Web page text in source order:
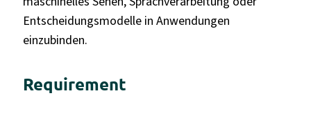
Entscheidungsmodelle in Anwendungen
einzubinden.
Requirement